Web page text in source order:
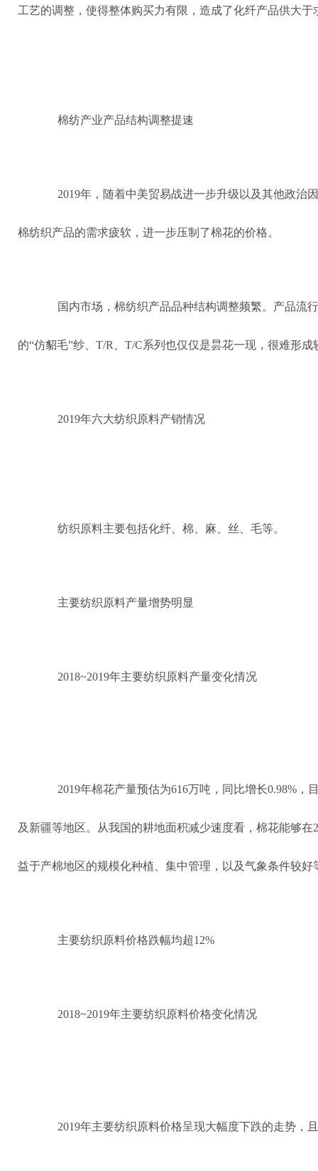
工艺的调整，使得整体购买力有限，造成了化纤产品供大于
棉纺产业产品结构调整提速
2019年，随着中美贸易战进一步升级以及其他政治
棉纺织产品的需求疲软，进一步压制了棉花的价格。
国内市场，棉纺织产品品种结构调整频繁。产品流
的“仿貂毛”纱、T/R、T/C系列也仅仅是昙花一现，很难形
2019年六大纺织原料产销情况
纺织原料主要包括化纤、棉、麻、丝、毛等。
主要纺织原料产量增势明显
2018~2019年主要纺织原料产量变化情况
2019年棉花产量预估为616万吨，同比增长0.98%
及新疆等地区。从我国的耕地面积减少速度看，棉花能够在
益于产棉地区的规模化种植、集中管理，以及气象条件较好
主要纺织原料价格跌幅均超12%
2018~2019年主要纺织原料价格变化情况
2019年主要纺织原料价格呈现大幅度下跌的走势，